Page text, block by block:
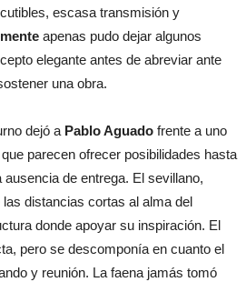
escasa transmisión y
apenas pudo dejar algunos
elegante antes de abreviar ante
una obra.
dejó a Pablo Aguado frente a uno
parecen ofrecer posibilidades hasta
de entrega. El sevillano,
distancias cortas al alma del
donde apoyar su inspiración. El
pero se descomponía en cuanto el
y reunión. La faena jamás tomó